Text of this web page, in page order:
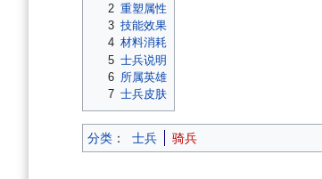
2 重塑属性
3 技能效果
4 材料消耗
5 士兵说明
6 所属英雄
7 士兵皮肤
分类 ： 士兵 骑兵